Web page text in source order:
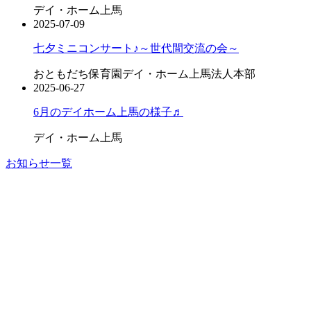
デイ・ホーム上馬
2025-07-09
七夕ミニコンサート♪～世代間交流の会～
おともだち保育園 デイ・ホーム上馬法人本部
2025-06-27
6月のデイホーム上馬の様子♬
デイ・ホーム上馬
お知らせ一覧